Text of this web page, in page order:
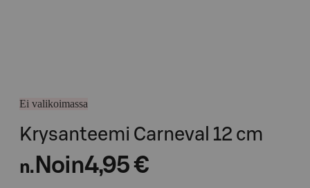
Ei valikoimassa
Krysanteemi Carneval 12 cm
n. Noin4,95 €